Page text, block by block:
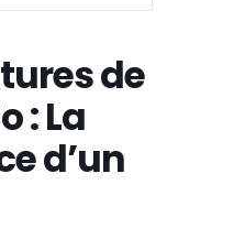
de
: La
d’un